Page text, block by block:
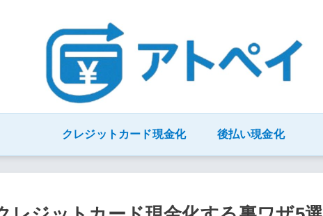
クレジットカード現金化 後払い現金化